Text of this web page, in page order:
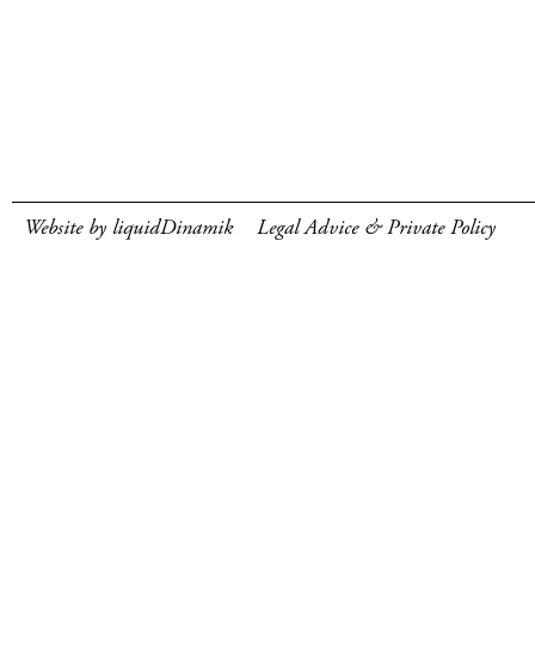
Website by liquidDinamik Legal Advice & Private Policy